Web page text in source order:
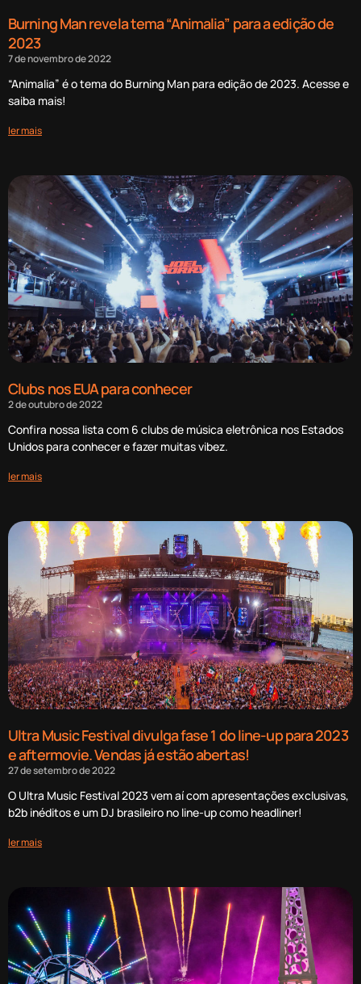
Burning Man revela tema “Animalia” para a edição de
2023
7 de novembro de 2022
“Animalia” é o tema do Burning Man para edição de 2023. Acesse e
saiba mais!
ler mais
Clubs nos EUA para conhecer
2 de outubro de 2022
Confira nossa lista com 6 clubs de música eletrônica nos Estados
Unidos para conhecer e fazer muitas vibez.
ler mais
Ultra Music Festival divulga fase 1 do line-up para 2023
e aftermovie. Vendas já estão abertas!
27 de setembro de 2022
O Ultra Music Festival 2023 vem aí com apresentações exclusivas,
b2b inéditos e um DJ brasileiro no line-up como headliner!
ler mais